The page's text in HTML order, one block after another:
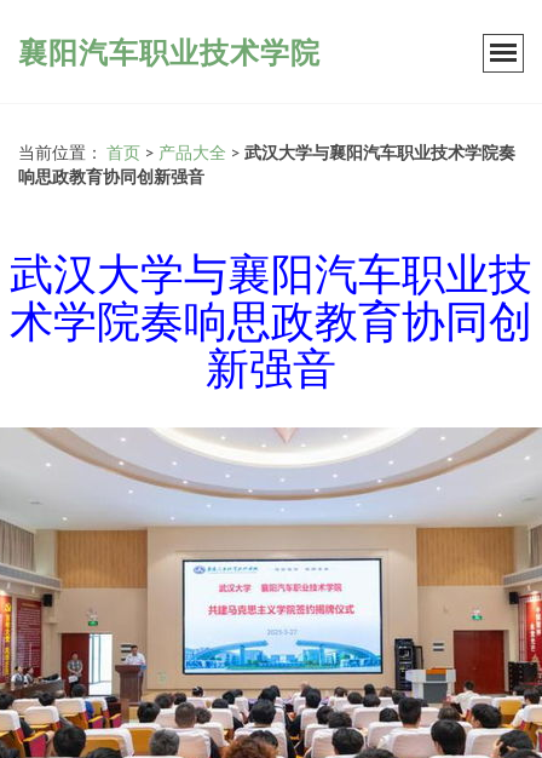
襄阳汽车职业技术学院
当前位置： 首页 > 产品大全 > 武汉大学与襄阳汽车职业技术学院奏
响思政教育协同创新强音
武汉大学与襄阳汽车职业技
术学院奏响思政教育协同创
新强音